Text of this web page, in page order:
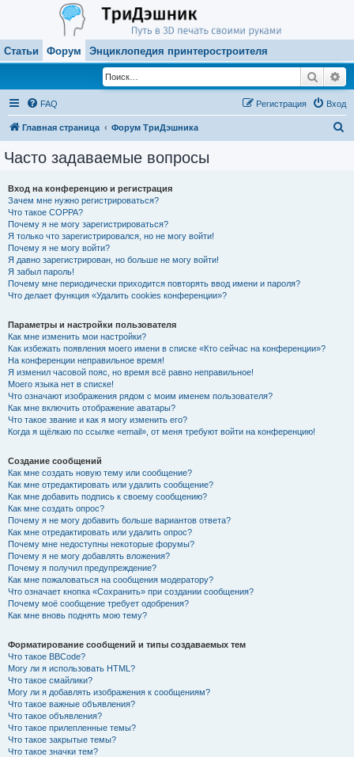
Статьи Форум Энциклопедия принтеростроителя
Поиск
FAQ Вход
Регистрация
Главная страница Форум ТриДэшника
Часто задаваемые вопросы
Вход на конференцию и регистрация
Зачем мне нужно регистрироваться?
Что такое COPPA?
Почему я не могу зарегистрироваться?
Я только что зарегистрировался, но не могу войти!
Почему я не могу войти?
Я давно зарегистрирован, но больше не могу войти!
Я забыл пароль!
Почему мне периодически приходится повторять ввод имени и пароля?
Что делает функция «Удалить cookies конференции»?
Параметры и настройки пользователя
Как мне изменить мои настройки?
Как избежать появления моего имени в списке «Кто сейчас на конференции»?
На конференции неправильное время!
Я изменил часовой пояс, но время всё равно неправильное!
Моего языка нет в списке!
Что означают изображения рядом с моим именем пользователя?
Как мне включить отображение аватары?
Что такое звание и как я могу изменить его?
Когда я щёлкаю по ссылке «email», от меня требуют войти на конференцию!
Создание сообщений
Как мне создать новую тему или сообщение?
Как мне отредактировать или удалить сообщение?
Как мне добавить подпись к своему сообщению?
Как мне создать опрос?
Почему я не могу добавить больше вариантов ответа?
Как мне отредактировать или удалить опрос?
Почему мне недоступны некоторые форумы?
Почему я не могу добавлять вложения?
Почему я получил предупреждение?
Как мне пожаловаться на сообщения модератору?
Что означает кнопка «Сохранить» при создании сообщения?
Почему моё сообщение требует одобрения?
Как мне вновь поднять мою тему?
Форматирование сообщений и типы создаваемых тем
Что такое BBCode?
Могу ли я использовать HTML?
Что такое смайлики?
Могу ли я добавлять изображения к сообщениям?
Что такое важные объявления?
Что такое объявления?
Что такое прилепленные темы?
Что такое закрытые темы?
Что такое значки тем?